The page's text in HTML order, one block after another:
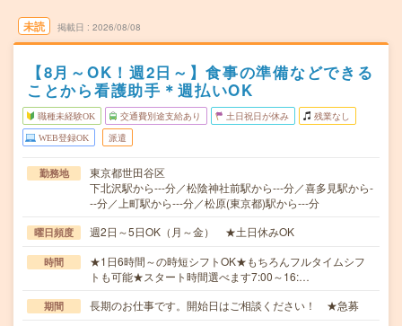
未読 掲載日 2026/08/08
【8月～OK！週2日～】食事の準備などできる
ことから看護助手＊週払いOK
職種未経験OK 交通費別途支給あり 土日祝日が休み 残業なし
WEB登録OK 派遣
勤務地
東京都世田谷区
下北沢駅から---分／松陰神社前駅から---分／喜多見駅から-
--分／上町駅から---分／松原(東京都)駅から---分
曜日頻度 週2日～5日OK（月～金） ★土日休みOK
時間
★1日6時間～の時短シフトOK★もちろんフルタイムシフ
トも可能★スタート時間選べます7:00～16:…
期間 長期のお仕事です。開始日はご相談ください！ ★急募